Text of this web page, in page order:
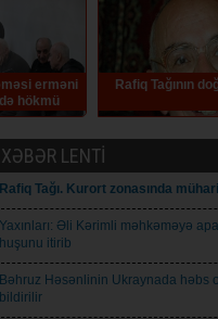
doğum günüdür Elm
XƏBƏR LENTİ
Rafiq Tağı. Kurort zonasında
Yaxınları: Əli Kərimli məhkəməyə
huşunu itirib
Bəhruz Həsənlinin Ukraynada həbs
bildirilir